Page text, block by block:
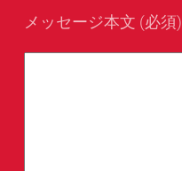
メッセージ本文 (必須)